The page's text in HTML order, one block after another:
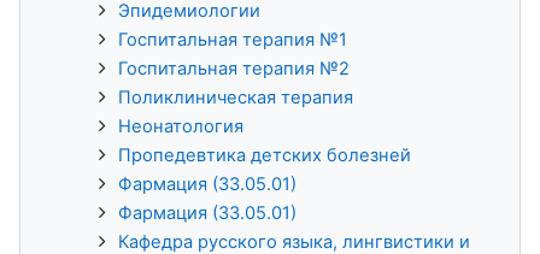
Эпидемиологии
Госпитальная терапия №1
Госпитальная терапия №2
Поликлиническая терапия
Неонатология
Пропедевтика детских болезней
Фармация (33.05.01)
Фармация (33.05.01)
Кафедра русского языка, лингвистики и